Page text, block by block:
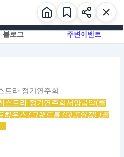
블로그 주변이벤트
트라 정기연주회
스트라 정기연주회서양음악(클
하우스 (그랜드홀 (대공연장) )골